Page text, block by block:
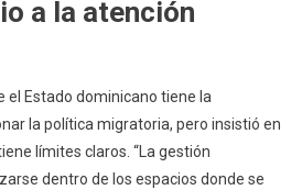
a la atención
el Estado dominicano tiene la
la política migratoria, pero insistió en
límites claros. “La gestión
dentro de los espacios donde se